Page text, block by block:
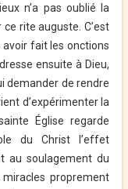
n’a pas oublié la
rite auguste. C’est
fait les onctions
ensuite à Dieu,
demander de rendre
d’expérimenter la
Église regarde
du Christ l’effet
au soulagement du
proprement